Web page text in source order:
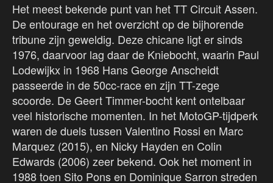
Het meest bekende punt van het TT Circuit Assen.
De entourage en het overzicht op de bijhorende
tribune zijn geweldig. Deze chicane ligt er sinds
1976, daarvoor lag daar de Kniebocht, waarin Paul
Lodewijkx in 1968 Hans George Anscheidt
passeerde in de 50cc-race en zijn TT-zege
scoorde. De Geert Timmer-bocht kent ontelbaar
veel historische momenten. In het MotoGP-tijdperk
waren de duels tussen Valentino Rossi en Marc
Marquez (2015), en Nicky Hayden en Colin
Edwards (2006) zeer bekend. Ook het moment in
1988 toen Sito Pons en Dominique Sarron streden